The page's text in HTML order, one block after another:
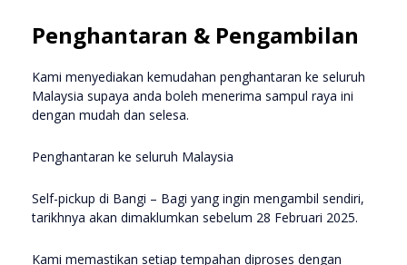
Penghantaran & Pengambilan
Kami menyediakan kemudahan penghantaran ke seluruh
Malaysia supaya anda boleh menerima sampul raya ini
dengan mudah dan selesa.
Penghantaran ke seluruh Malaysia
Self-pickup di Bangi – Bagi yang ingin mengambil sendiri,
tarikhnya akan dimaklumkan sebelum 28 Februari 2025.
Kami memastikan setiap tempahan diproses dengan